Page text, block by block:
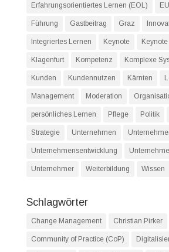
Erfahrungsorientiertes Lernen (EOL) EU
Führung Gastbeitrag Graz
Integriertes Lernen Keynote
Klagenfurt Kompetenz Komplexe
Kunden Kundennutzen Kärnten
Management Moderation
persönliches Lernen Pflege Politik
Strategie Unternehmen
Unternehmensentwicklung
Unternehmer Weiterbildung Wissen
Schlagwörter
Change Management Christian Pirker
Community of Practice (CoP)